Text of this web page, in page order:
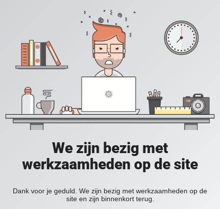
We zijn bezig met
werkzaamheden op de site
Dank voor je geduld. We zijn bezig met werkzaamheden op de
site en zijn binnenkort terug.